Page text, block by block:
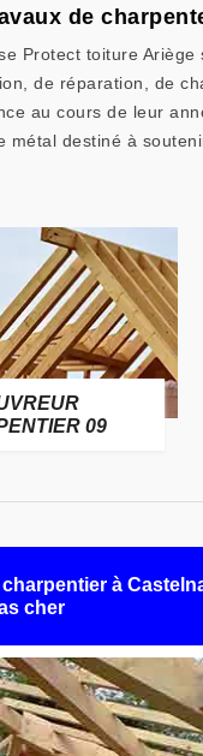
de
Protect toiture
de réparation, de
au cours de leur
métal destiné à
09
à
cher